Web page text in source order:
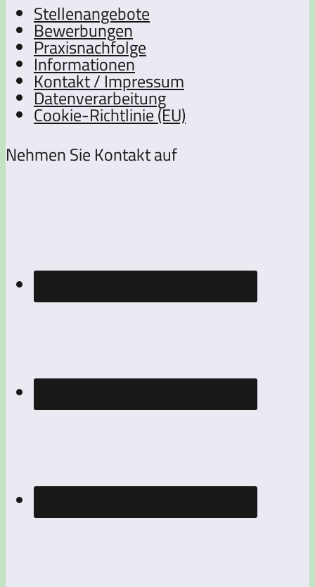
Stellenangebote
Bewerbungen
Praxisnachfolge
Informationen
Kontakt / Impressum
Datenverarbeitung
Cookie-Richtlinie (EU)
Nehmen Sie Kontakt auf